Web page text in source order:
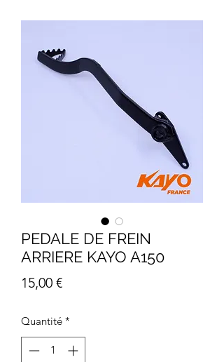
PEDALE DE FREIN
ARRIERE KAYO A150
15,00 €Prix
Quantité *